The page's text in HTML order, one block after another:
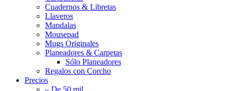
Cuadernos & Libretas
Llaveros
Mandalas
Mousepad
Mugs Originales
Planeadores & Carpetas
Sólo Planeadores
Regalos con Corcho
Precios
– De 50 mil